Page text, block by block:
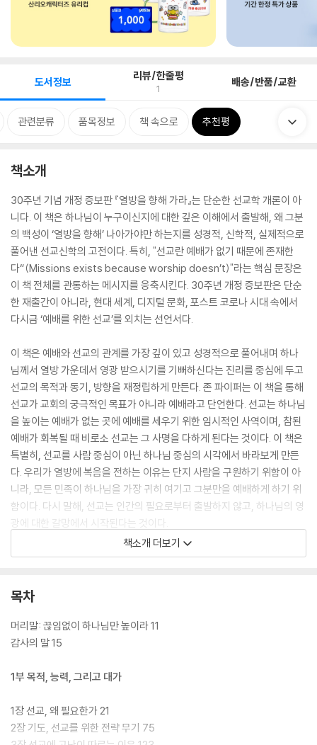
도서정보 리뷰/한줄평
1 배송/반품/교환
관련분류 품목정보 책 속으로 추천평
책소개
30주년 기념 개정 증보판 『열방을 향해 가라』는 단순한 선교학 개론이 아
니다. 이 책은 하나님이 누구이신지에 대한 깊은 이해에서 출발해, 왜 그분
의 백성이 ‘열방을 향해’ 나아가야만 하는지를 성경적, 신학적, 실제적으로
풀어낸 선교신학의 고전이다. 특히, "선교란 예배가 없기 때문에 존재한
다“(Missions exists because worship doesn’t)"라는 핵심 문장은
이 책 전체를 관통하는 메시지를 응축시킨다. 30주년 개정 증보판은 단순
한 재출간이 아니라, 현대 세계, 디지털 문화, 포스트 코로나 시대 속에서
다시금 ‘예배를 위한 선교’를 외치는 선언서다.
이 책은 예배와 선교의 관계를 가장 깊이 있고 성경적으로 풀어내며 하나
님께서 열방 가운데서 영광 받으시기를 기뻐하신다는 진리를 중심에 두고
선교의 목적과 동기, 방향을 재정립하게 만든다. 존 파이퍼는 이 책을 통해
선교가 교회의 궁극적인 목표가 아니라 예배라고 단언한다. 선교는 하나님
을 높이는 예배가 없는 곳에 예배를 세우기 위한 임시적인 사역이며, 참된
예배가 회복될 때 비로소 선교는 그 사명을 다하게 된다는 것이다. 이 책은
특별히, 선교를 사람 중심이 아닌 하나님 중심의 시각에서 바라보게 만든
다. 우리가 열방에 복음을 전하는 이유는 단지 사람을 구원하기 위함이 아
니라, 모든 민족이 하나님을 가장 귀히 여기고 그분만을 예배하게 하기 위
함이다. 다시 말해, 선교는 인간의 필요로부터 출발하지 않고, 하나님의 영
광에 대한 갈망에서 시작된다는 것이다.
30주년을 맞아 출간된 이번 개정증보판은 새로운 세대를 위해 더욱 탄탄
오늘날 선교적 교회와 성도들에게 여전히 생생한 도전과 위로를 전해준다.
역과 삶에서 적용될 수 있도록 풍성한 예시와 설명으로 제시된다. 무엇보
다 이 책은 모든 그리스도인이 예배자이자 선교적 존재임을 깨닫게 만든
라면 누구든 그 삶으로 열방 가운데 하나님의 이름을 전하는 증인이 되어
『열방을 향해 가라』는 단순한 선교 이론서가 아니다. 이 책은 독자가 하나
책소개 더보기
목차
머리말: 끊임없이 하나님만 높이라 11
감사의 말 15
1부 목적, 능력, 그리고 대가
1장 선교, 왜 필요한가 21
2장 기도, 선교를 위한 전략 무기 75